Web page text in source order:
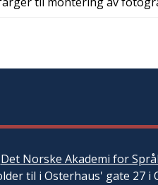
Det Norske Akademi for
til i Osterhaus' gate 27 i